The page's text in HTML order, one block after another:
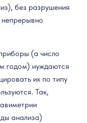
без разрушения
(а число
годом) нуждаются
их по типу
Так,
анализа)